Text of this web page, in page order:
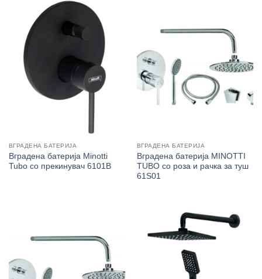
ВГРАДЕНА БАТЕРИЈА
Вградена батерија Minotti
Tubo со прекинувач 6101B
ВГРАДЕНА БАТЕРИЈА
Вградена батерија MINOTTI
TUBO со роза и рачка за туш
61S01